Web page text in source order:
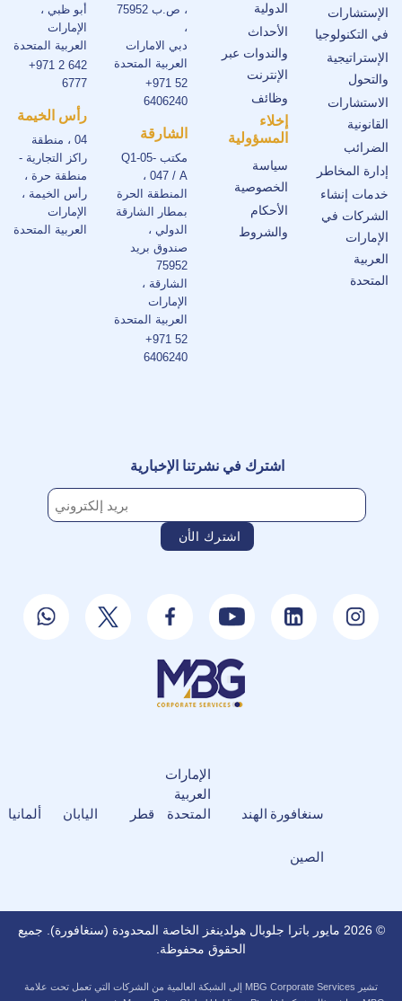
الإستشارات
في التكنولوجيا
الإستراتيجية
والتحول
الاستشارات
القانونية
الضرائب
إدارة المخاطر
خدمات إنشاء
الشركات في
الإمارات
العربية
المتحدة
الدولية
الأحداث
والندوات عبر
الإنترنت
وظائف
إخلاء
المسؤولية
سياسة
الخصوصية
الأحكام
والشروط
، ص.ب 75952
،
دبي الامارات
العربية المتحدة
+971 52
6406240
الشارقة
مكتب Q1-05-
047 / A ،
المنطقة الحرة
بمطار الشارقة
الدولي ،
صندوق بريد
75952
الشارقة ،
الإمارات
العربية المتحدة
+971 52
6406240
أبو ظبي ،
الإمارات
العربية المتحدة
+971 2 642
6777
رأس الخيمة
04 ، منطقة
راكز التجارية -
منطقة حرة ،
رأس الخيمة ،
الإمارات
العربية المتحدة
اشترك في نشرتنا الإخبارية
سنغافورة الهند
الإمارات
العربية
المتحدة
قطر اليابان ألمانيا
الصين
© 2026 مايور باترا جلوبال هولدينغز الخاصة المحدودة (سنغافورة). جميع
الحقوق محفوظة.
تشير MBG Corporate Services إلى الشبكة العالمية من الشركات التي تعمل تحت علامة